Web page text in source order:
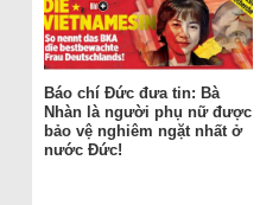
Báo chí Đức đưa tin: Bà
Nhàn là người phụ nữ được
bảo vệ nghiêm ngặt nhất ở
nước Đức!